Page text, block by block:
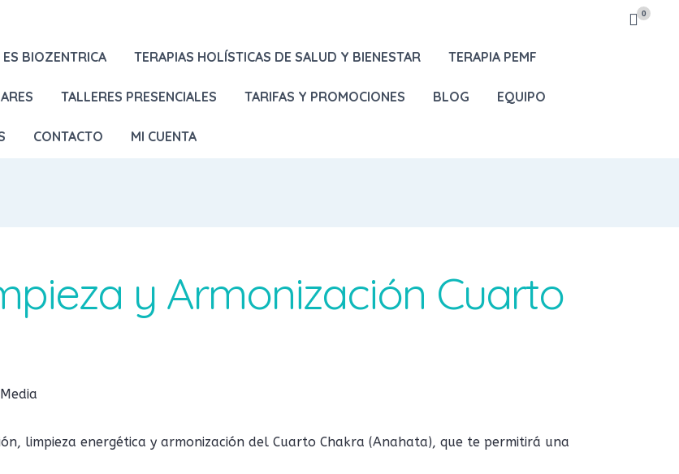
0
ES BIOZENTRICA TERAPIAS HOLÍSTICAS DE SALUD Y BIENESTAR TERAPIA PEMF
TALLERES PRESENCIALES TARIFAS Y PROMOCIONES BLOG EQUIPO
CONTACTO MI CUENTA
y Armonización Cuarto
limpieza energética y armonización del Cuarto Chakra (Anahata), que te permitirá una